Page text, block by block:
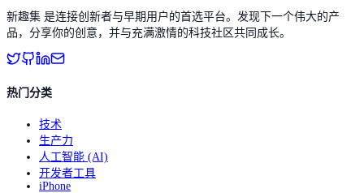
新趣集 是连接创新者与早期用户的首选平台。发现下一个伟大的产
品，分享你的创意，并与充满激情的科技社区共同成长。
热门分类
技术
生产力
人工智能 (AI)
开发者工具
iPhone